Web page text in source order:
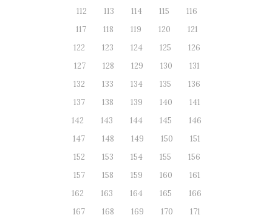
112
113 114 115
116
117
118 119 120
121
122
123 124 125
126
127
128 129 130
131
132
133 134 135
136
137
138 139 140
141
142
143 144 145
146
147
148 149 150
151
152
153 154 155
156
157
158 159 160
161
162
163 164 165
166
167
168 169 170
171